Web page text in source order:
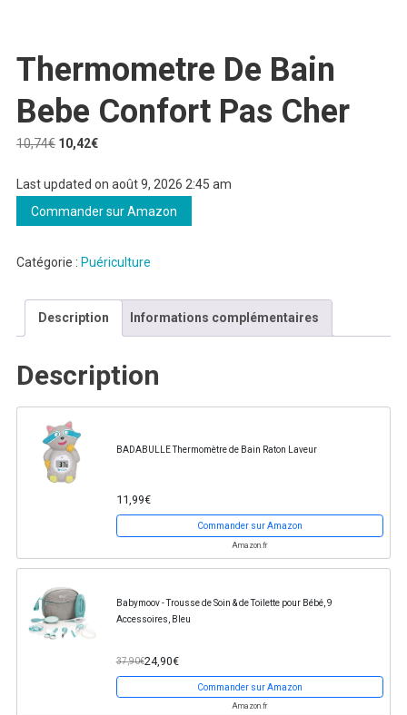
Thermometre De Bain
Bebe Confort Pas Cher
10,74€ Le
initial
était :
10,42€Le
actuel
est :
Last updated on août 9, 2026 2:45 am
Commander sur Amazon
Catégorie : Puériculture
Description Informations complémentaires
Description
BADABULLE Thermomètre de Bain Raton Laveur
11,99€
Commander sur Amazon
Amazon.fr
Babymoov - Trousse de Soin & de Toilette pour Bébé, 9
Accessoires, Bleu
37,90€24,90€
Commander sur Amazon
Amazon.fr